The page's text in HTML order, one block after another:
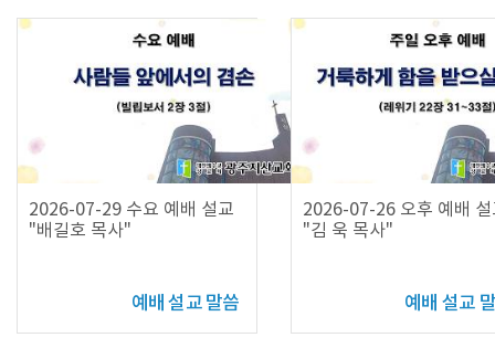
예배 설교 말씀
2026-07-29 수요 예배 설교
"배길호 목사"
예배 설교
2026-07-26 오후 예배 설
"김 욱 목사"